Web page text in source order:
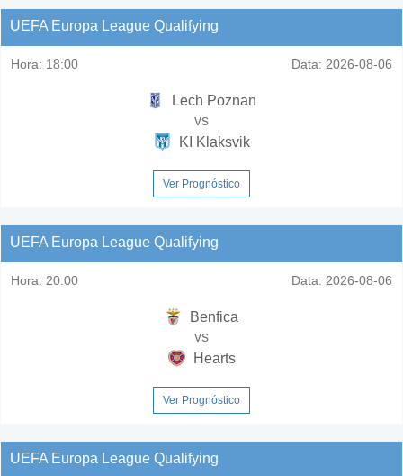
UEFA Europa League Qualifying
Hora: 18:00 Data: 2026-08-06
Lech Poznan
vs
KI Klaksvik
Ver Prognóstico
UEFA Europa League Qualifying
Hora: 20:00 Data: 2026-08-06
Benfica
vs
Hearts
Ver Prognóstico
UEFA Europa League Qualifying